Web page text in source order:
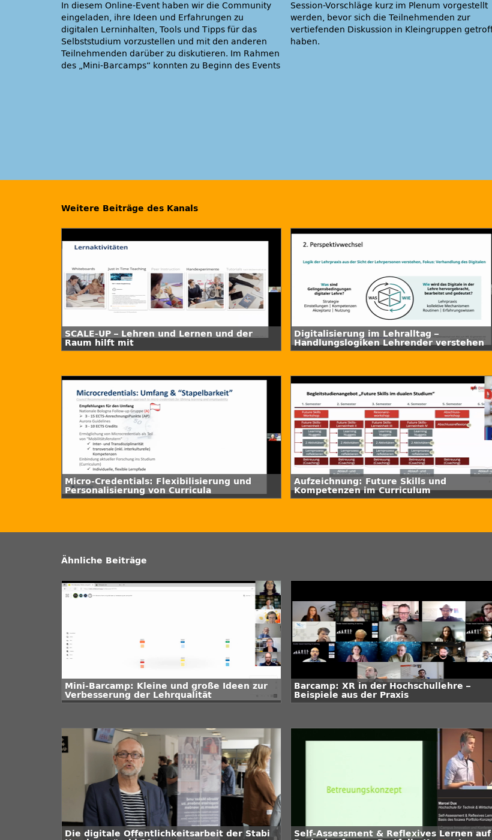
In diesem Online-Event haben wir die Community
eingeladen, ihre Ideen und Erfahrungen zu
digitalen Lerninhalten, Tools und Tipps für das
Selbststudium vorzustellen und mit den anderen
Teilnehmenden darüber zu diskutieren. Im Rahmen
des „Mini-Barcamps“ konnten zu Beginn des Events
Session-Vorschläge kurz im Plenum vorgestellt
werden, bevor sich die Teilnehmenden zur
vertiefenden Diskussion in Kleingruppen getroffen
haben.
Weitere Beiträge des Kanals
SCALE-UP – Lehren und Lernen und der
Raum hilft mit
Digitalisierung im Lehralltag –
Handlungslogiken Lehrender verstehen
Micro-Credentials: Flexibilisierung und
Personalisierung von Curricula
Aufzeichnung: Future Skills und
Kompetenzen im Curriculum
Ähnliche Beiträge
Mini-Barcamp: Kleine und große Ideen zur
Verbesserung der Lehrqualität
Barcamp: XR in der Hochschullehre –
Beispiele aus der Praxis
Die digitale Öffentlichkeitsarbeit der Stabi
Self-Assessment & Reflexives Lernen auf